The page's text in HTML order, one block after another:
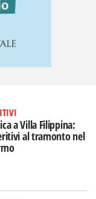
a Villa Filippina:
al tramonto nel